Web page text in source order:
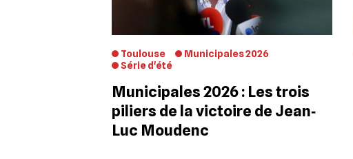
Toulouse
Municipales 2026
Série d'été
Municipales 2026 : Les trois
piliers de la victoire de Jean‐
Luc Moudenc